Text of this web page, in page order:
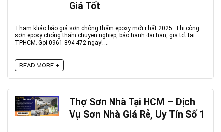
Giá Tốt
Tham khảo báo giá sơn chống thấm epoxy mới nhất 2025. Thi công
sơn epoxy chống thấm chuyên nghiệp, bảo hành dài hạn, giá tốt tại
TPHCM. Gọi 0961 894 472 ngay! ...
READ MORE +
Thợ Sơn Nhà Tại HCM – Dịch
Vụ Sơn Nhà Giá Rẻ, Uy Tín Số 1